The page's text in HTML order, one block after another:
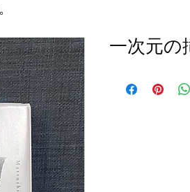
一次元